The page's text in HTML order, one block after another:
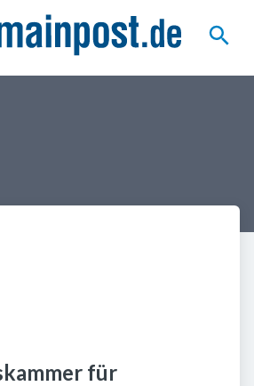
für